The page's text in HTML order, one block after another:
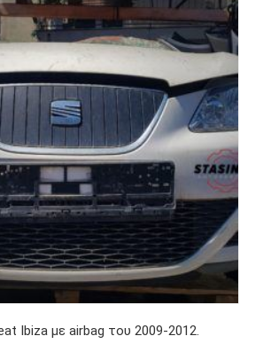
Ibiza με airbag του 2009-2012.